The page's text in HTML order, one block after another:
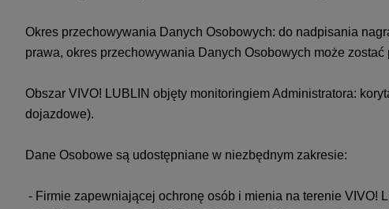
Okres przechowywania Danych Osobowych: do nadpisania
prawa, okres przechowywania Danych Osobowych może
Obszar VIVO! LUBLIN objęty monitoringiem Administratora:
dojazdowe).
Dane Osobowe są udostępniane w niezbędnym zakresie:
- Firmie zapewniającej ochronę osób i mienia na terenie VIVO!